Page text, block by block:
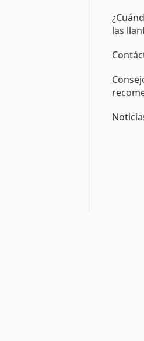
las